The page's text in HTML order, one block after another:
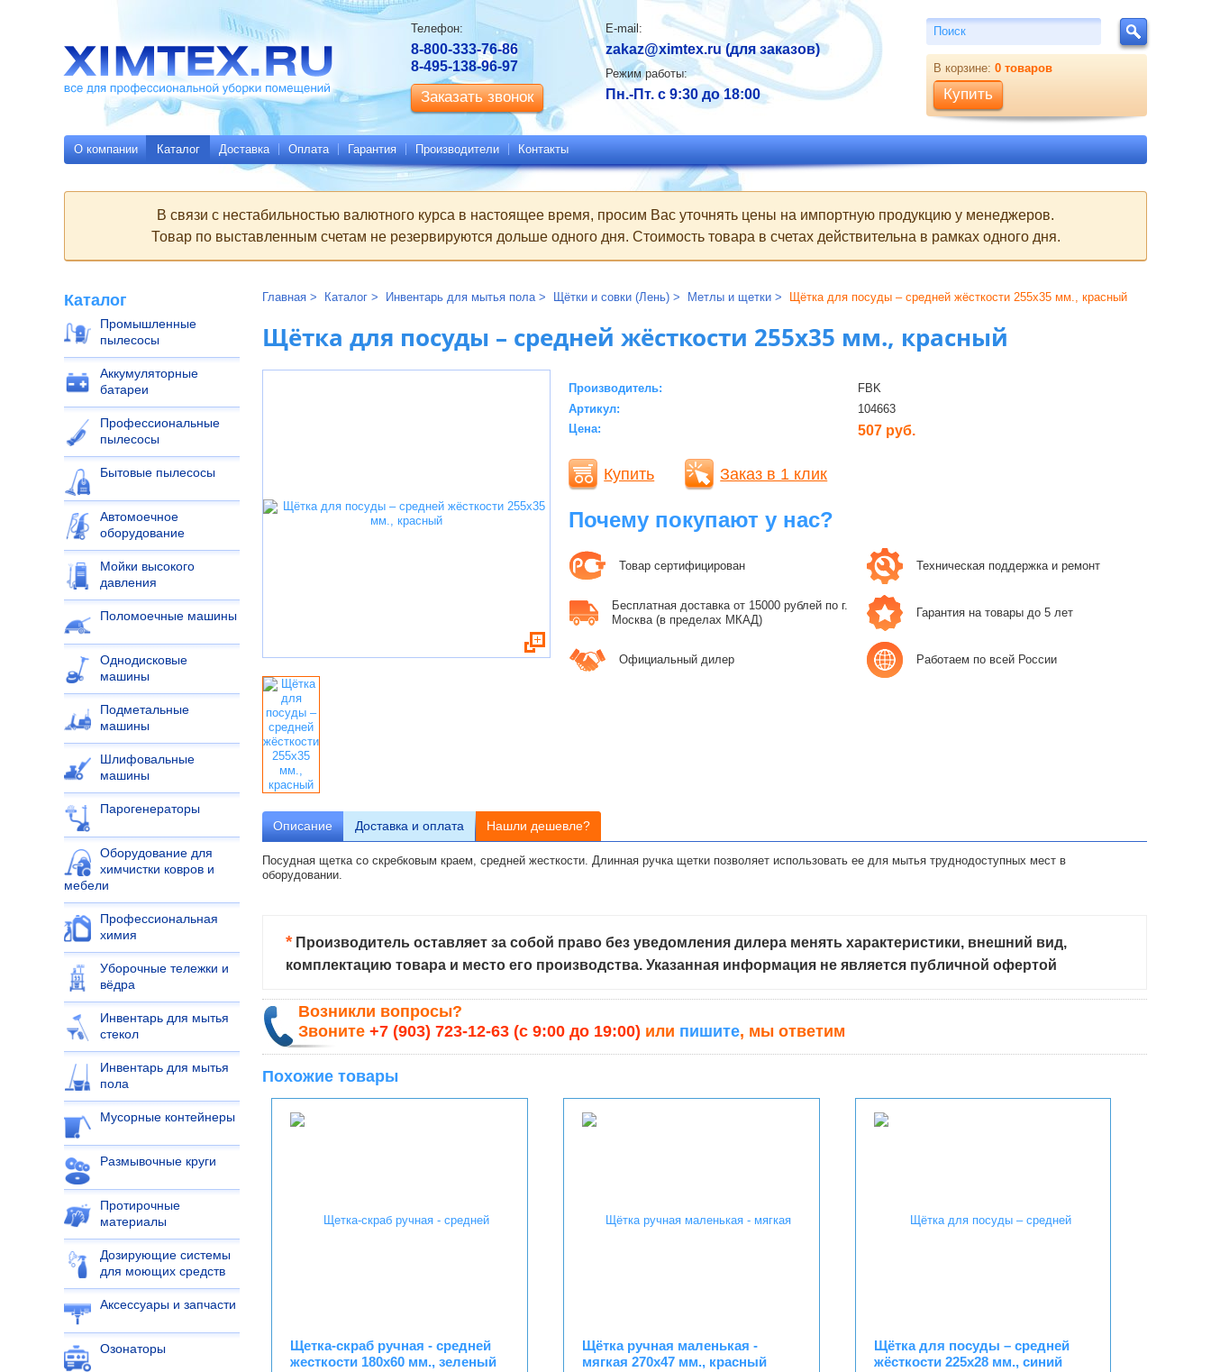
Ximtex.ru
уборки
помещений
О компании Каталог Доставка Оплата Гарантия Производители Контакты
Поиск
В связи с нестабильностью валютного курса в настоящее время, просим Вас уточнять цены на импортную продукцию у менеджеров.
Товар по выставленным счетам не резервируются дольше одного дня. Стоимость товара в счетах действительна в рамках одного дня.
Каталог
Промышленные
пылесосы
Аккумуляторные
батареи
Профессиональные
пылесосы
Бытовые пылесосы
Автомоечное
оборудование
Мойки высокого
давления
Поломоечные машины
Однодисковые
машины
Подметальные
машины
Шлифовальные
машины
Парогенераторы
Оборудование для
химчистки ковров и
мебели
Профессиональная
химия
Уборочные тележки и
вёдра
Инвентарь для мытья
стекол
Инвентарь для мытья
пола
Мусорные контейнеры
Размывочные круги
Протирочные
материалы
Дозирующие системы
для моющих средств
Аксессуары и запчасти
Озонаторы
Главная Каталог Инвентарь для мытья пола Щётки и совки (Лень) Метлы и щетки Щётка для посуды – средней жёсткости 255х35 мм., красный
Щётка для посуды – средней жёсткости 255х35 мм., красный
Производитель:
FBK
Артикул:
104663
Цена:
507 руб.
Купить Заказ в 1 клик
Почему покупают у нас?
Товар сертифицирован Техническая поддержка и ремонт
Бесплатная доставка от 15000 рублей по г.
Москва (в пределах МКАД)
Гарантия на товары до 5 лет
Официальный дилер Работаем по всей России
Описание Доставка и оплата Нашли дешевле?
Посудная щетка со скребковым краем, средней жесткости. Длинная ручка щетки позволяет использовать ее для мытья труднодоступных мест в
оборудовании.
*Производитель оставляет за собой право без уведомления дилера менять характеристики, внешний вид,
комплектацию товара и место его производства. Указанная информация не является публичной офертой
Возникли вопросы?
Звоните+7 (903) 723-12-63 (с 9:00 до 19:00) или пишите, мы ответим
Похожие товары
Щетка-скраб ручная - средней
жесткости 180х60 мм., зеленый
Щётка ручная маленькая -
мягкая 270х47 мм., красный
Щётка для посуды – средней
жёсткости 225х28 мм., синий
Контактная
информация
Телефон:
8-800-333-76-86
8-495-138-96-97
Заказать звонок
E-mail:
zakaz@ximtex.ru(для заказов)
Режим работы:
Пн.-Пт. с 9:30 до 18:00
Поиск
В корзине: 0товаров
Купить